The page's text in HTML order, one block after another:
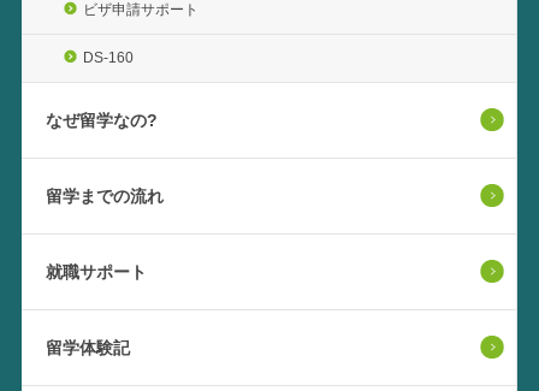
ビザ申請サポート
DS-160
なぜ留学なの?
留学までの流れ
就職サポート
留学体験記